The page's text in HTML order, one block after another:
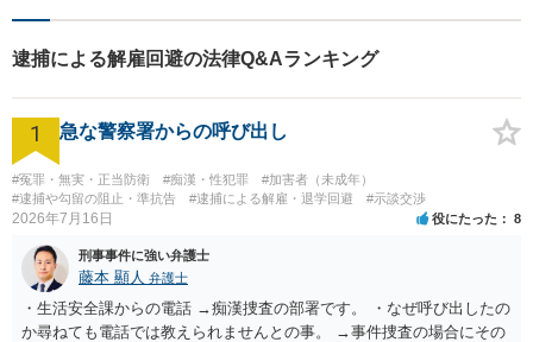
を聞き、具体的な解決案をご
提案させていただきます。
逮捕による解雇回避の法律Q&Aランキング
1 急な警察署からの呼び出し
#冤罪・無実・正当防衛 #痴漢・性犯罪
#加害者（未成年）
#逮捕や勾留の阻止・準抗告
#逮捕による解雇・退学回避 #示談交渉
2026年7月16日 役にたった 8
刑事事件に強い弁護士
藤本 顯人 弁護士
・生活安全課からの電話 →痴漢捜査の部署です。 ・なぜ呼び出したの
か尋ねても電話では教えられませんとの事。 →事件捜査の場合にその